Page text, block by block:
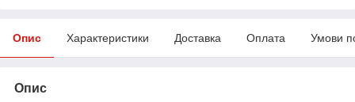
Опис Характеристики Доставка Оплата Умови
Опис